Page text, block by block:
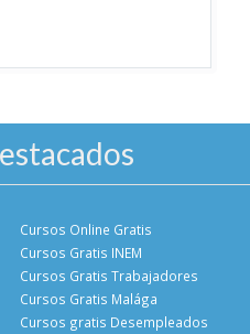
Cursos Online Gratis
Cursos Gratis INEM
Cursos Gratis Trabajadores
Cursos Gratis Malága
Cursos gratis Desempleados